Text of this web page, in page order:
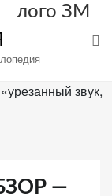
звук,
—